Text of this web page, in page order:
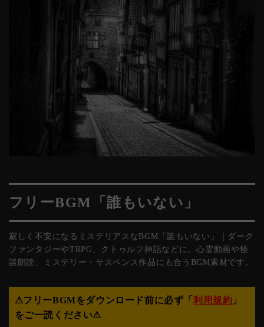
フリーBGM「誰もいない」
寂しく不安になるミステリアスなBGM「誰もいない」｜ダーク
ファンタジーやTRPG、クトゥルフ神話などに。心霊動画や怪
談朗読、ミステリー・サスペンス作品にも合うBGM素材です。
⚠︎フリーBGMをダウンロード前に必ず「 利用規約 」
をご一読ください⚠︎